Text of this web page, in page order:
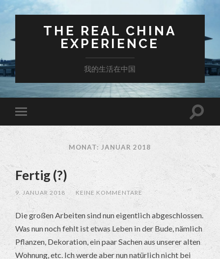
THE REAL CHINA
EXPERIENCE
我的生活在中国
MONAT: JANUAR 2018
Fertig (?)
9. JANUAR 2018 KEINE KOMMENTARE
Die großen Arbeiten sind nun eigentlich abgeschlossen.
Was nun noch fehlt ist etwas Leben in der Bude, nämlich
Pflanzen, Dekoration, ein paar Sachen aus unserer alten
Wohnung, etc. Ich werde aber nun natürlich nicht bei